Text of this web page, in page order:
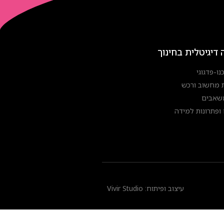
דיגיטלית בחינוך
פדגוגי
מחשוב ורכש
ופתרונות למידה
עיצוב ופיתוח: Vivir Studio